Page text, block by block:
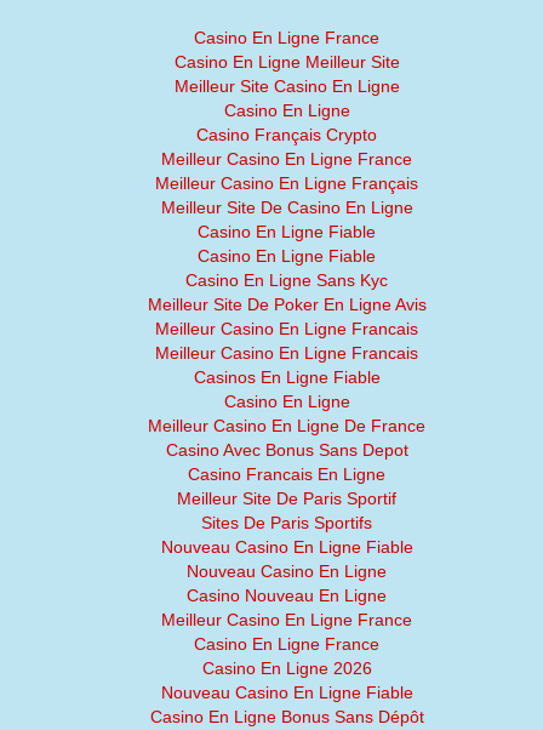
Casino En Ligne France
Casino En Ligne Meilleur Site
Meilleur Site Casino En Ligne
Casino En Ligne
Casino Français Crypto
Meilleur Casino En Ligne France
Meilleur Casino En Ligne Français
Meilleur Site De Casino En Ligne
Casino En Ligne Fiable
Casino En Ligne Fiable
Casino En Ligne Sans Kyc
Meilleur Site De Poker En Ligne Avis
Meilleur Casino En Ligne Francais
Meilleur Casino En Ligne Francais
Casinos En Ligne Fiable
Casino En Ligne
Meilleur Casino En Ligne De France
Casino Avec Bonus Sans Depot
Casino Francais En Ligne
Meilleur Site De Paris Sportif
Sites De Paris Sportifs
Nouveau Casino En Ligne Fiable
Nouveau Casino En Ligne
Casino Nouveau En Ligne
Meilleur Casino En Ligne France
Casino En Ligne France
Casino En Ligne 2026
Nouveau Casino En Ligne Fiable
Casino En Ligne Bonus Sans Dépôt